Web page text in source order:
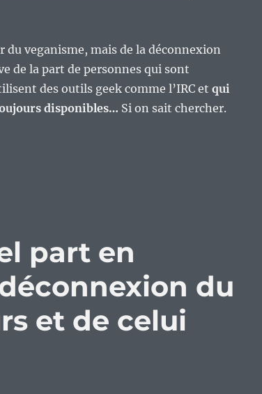
du veganisme, mais de la déconnexion
de la part de personnes qui sont
des outils geek comme l’IRC et qui
disponibles… Si on sait chercher.
de la réalité ? Cela touche vraiment
part en
du
et de celui